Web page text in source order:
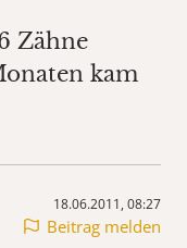
Zähne
kam
18.06.2011, 08:27
Beitrag melden